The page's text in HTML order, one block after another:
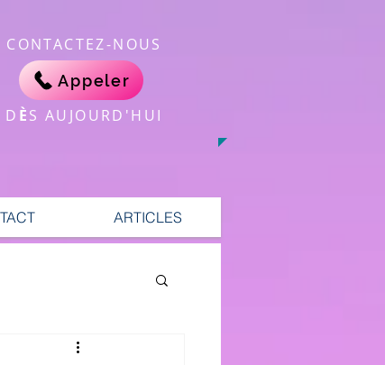
CONTACTEZ-NOUS
​D ÈS AUJOURD'HUI
Appeler
ARTICLES